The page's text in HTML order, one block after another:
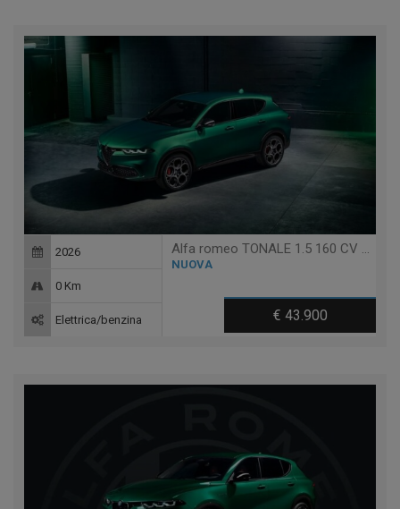
Alfa romeo TONALE 1.5 160 CV MHEV TCT7 VELOCE
NUOVA
€ 43.900
2026
0 Km
Elettrica/benzina